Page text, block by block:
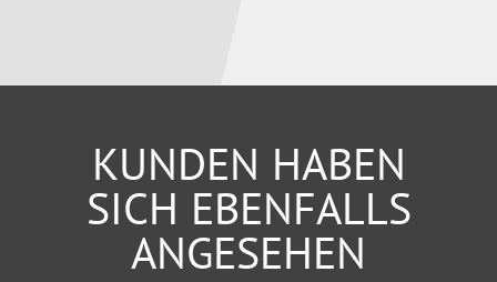
KUNDEN HABEN
SICH EBENFALLS
ANGESEHEN